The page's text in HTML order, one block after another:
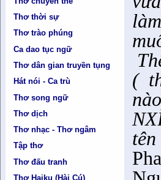
Thơ thời sự
Thơ trào phúng
Ca dao tục ngữ
Thơ dân gian truyền tụng
Hát nói - Ca trù
Thơ song ngữ
Thơ dịch
Thơ nhạc - Thơ ngâm
Tập thơ
Thơ đấu tranh
Thơ Haiku (Hài Cú)
(